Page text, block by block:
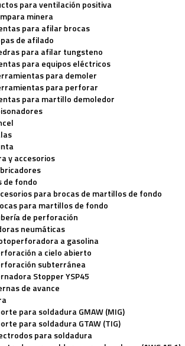
para ventilación positiva
minera
para afilar brocas
de afilado
para afilar tungsteno
para equipos eléctricos
para demoler
para perforar
para martillo demoledor
y accesorios
de fondo
para brocas de martillos de fondo
para martillos de fondo
de perforación
neumáticas
a gasolina
a cielo abierto
subterránea
Stopper YSP45
de avance
para soldadura GMAW (MIG)
para soldadura GTAW (TIG)
para soldadura